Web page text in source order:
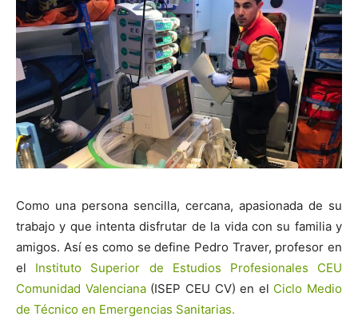
Como una persona sencilla, cercana, apasionada de su
trabajo y que intenta disfrutar de la vida con su familia y
amigos. Así es como se define Pedro Traver, profesor en
el Instituto Superior de Estudios Profesionales CEU
Comunidad Valenciana(ISEP CEU CV) en el Ciclo Medio
de Técnico en Emergencias Sanitarias.